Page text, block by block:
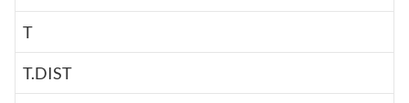
T
T.DIST